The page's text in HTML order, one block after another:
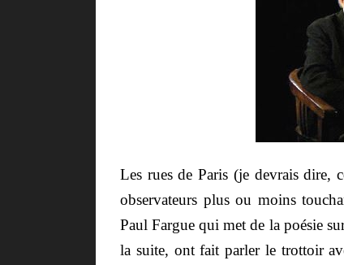
Les rues de Paris (je devrais dire,
observateurs plus ou moins
Paul Fargue qui met de la poésie
la suite, ont fait parler le trottoir